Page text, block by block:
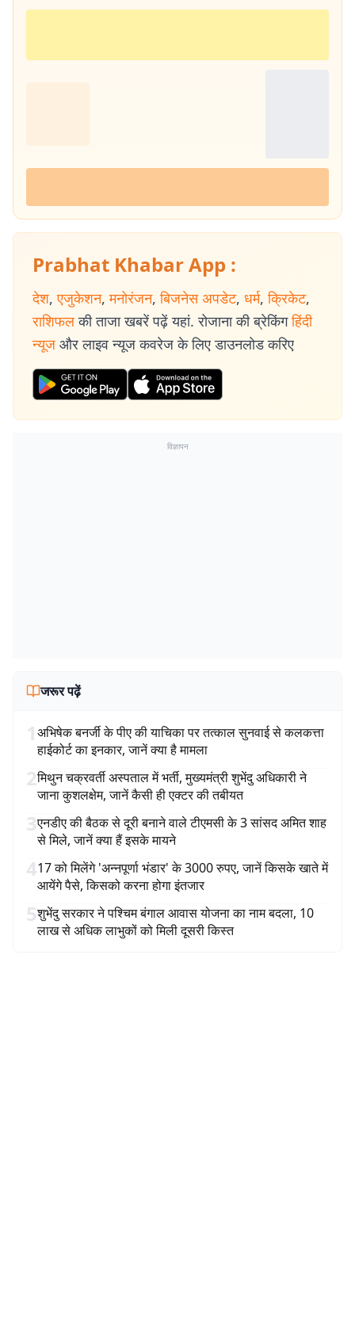
Prabhat Khabar App :
देश, एजुकेशन, मनोरंजन, बिजनेस अपडेट, धर्म, क्रिकेट,
राशिफल की ताजा खबरें पढ़ें यहां. रोजाना की ब्रेकिंग हिंदी
न्यूज और लाइव न्यूज कवरेज के लिए डाउनलोड करिए
विज्ञापन
जरूर पढ़ें
1अभिषेक बनर्जी के पीए की याचिका पर तत्काल सुनवाई से कलकत्ता
हाईकोर्ट का इनकार, जानें क्या है मामला
2मिथुन चक्रवर्ती अस्पताल में भर्ती, मुख्यमंत्री शुभेंदु अधिकारी ने
जाना कुशलक्षेम, जानें कैसी ही एक्टर की तबीयत
3एनडीए की बैठक से दूरी बनाने वाले टीएमसी के 3 सांसद अमित शाह
से मिले, जानें क्या हैं इसके मायने
417 को मिलेंगे 'अन्नपूर्णा भंडार' के 3000 रुपए, जानें किसके खाते में
आयेंगे पैसे, किसको करना होगा इंतजार
5शुभेंदु सरकार ने पश्चिम बंगाल आवास योजना का नाम बदला, 10
लाख से अधिक लाभुकों को मिली दूसरी किस्त